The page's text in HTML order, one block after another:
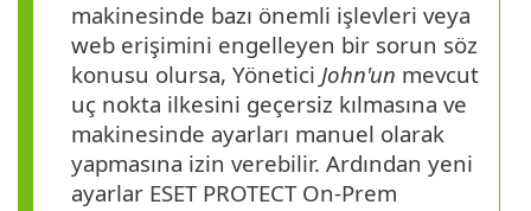
makinesinde bazı önemli işlevleri veya
web erişimini engelleyen bir sorun söz
konusu olursa, Yönetici John'un mevcut
uç nokta ilkesini geçersiz kılmasına ve
makinesinde ayarları manuel olarak
yapmasına izin verebilir. Ardından yeni
ayarlar ESET PROTECT On-Prem